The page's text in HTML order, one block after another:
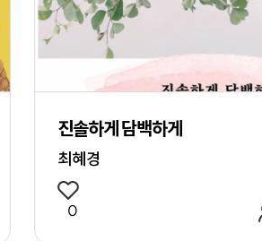
관심 작품 추가
진솔하게 담백하게
최혜경
0